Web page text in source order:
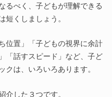
るべく、子どもが理解できる
短くしましょう。
位置」「子どもの視界に余計
「話すスピード」など、子ど
クは、いろいろあります。
介した３つです。